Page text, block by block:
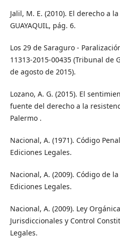
Jalil, M. E. (2010). El derecho a
GUAYAQUIL, pág. 6.
Los 29 de Saraguro -
11313-2015-00435 (Tribunal de
de agosto de 2015).
Lozano, A. G. (2015). El
fuente del derecho a la
Palermo .
Nacional, A. (1971). Código
Ediciones Legales.
Nacional, A. (2009). Código de
Ediciones Legales.
Nacional, A. (2009). Ley
Jurisdiccionales y Control
Legales.